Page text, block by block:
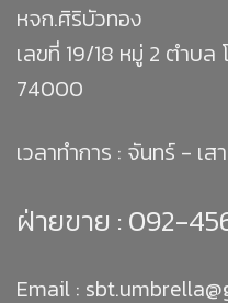
หจก.ศิริบัวทอง
เลขที่ 19/18 หมู่ 2 ตำบล
74000
เวลาทำการ : จันทร์ - เ
ฝ่ายขาย : 092-
Email :